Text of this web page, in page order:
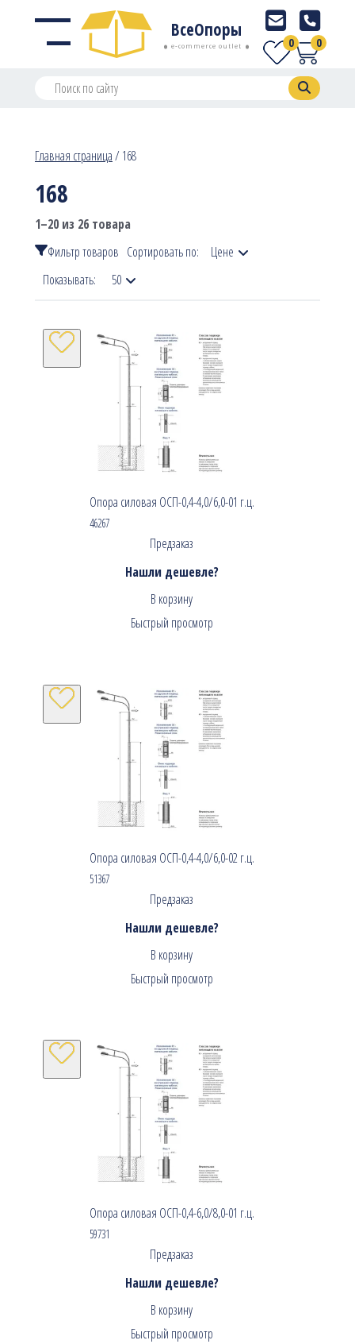
ВсеОпоры
e-commerce outlet 0
0
Главная страница/168
168
1–20 из 26 товара
Фильтр товаров Сортировать по:
Цене
Показывать:
50
Опора силовая ОСП-0,4-4,0/6,0-01 г.ц.
46267
Предзаказ
Нашли дешевле?
В корзину
Быстрый просмотр
Опора силовая ОСП-0,4-4,0/6,0-02 г.ц.
51367
Предзаказ
Нашли дешевле?
В корзину
Быстрый просмотр
Опора силовая ОСП-0,4-6,0/8,0-01 г.ц.
59731
Предзаказ
Нашли дешевле?
В корзину
Быстрый просмотр